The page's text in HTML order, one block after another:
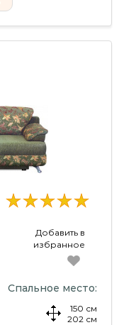
Добавить в
избранное
Спальное место:
150 см
202 см